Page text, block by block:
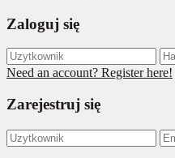
Zaloguj się
Need an account? Register here!
Zarejestruj się